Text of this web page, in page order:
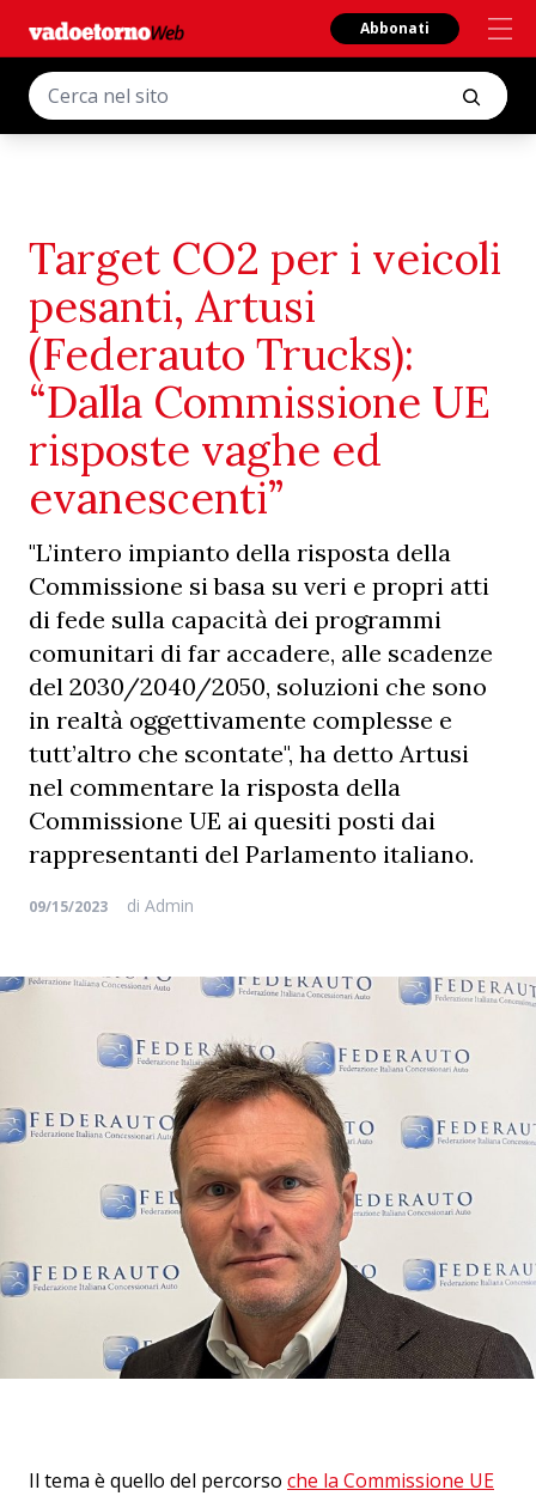
Abbonati
Target CO2 per i veicoli
pesanti, Artusi
(Federauto Trucks):
“Dalla Commissione UE
risposte vaghe ed
evanescenti”
"L’intero impianto della risposta della
Commissione si basa su veri e propri atti
di fede sulla capacità dei programmi
comunitari di far accadere, alle scadenze
del 2030/2040/2050, soluzioni che sono
in realtà oggettivamente complesse e
tutt’altro che scontate", ha detto Artusi
nel commentare la risposta della
Commissione UE ai quesiti posti dai
rappresentanti del Parlamento italiano.
09/15/2023 di Admin
Il tema è quello del percorso che la Commissione UE